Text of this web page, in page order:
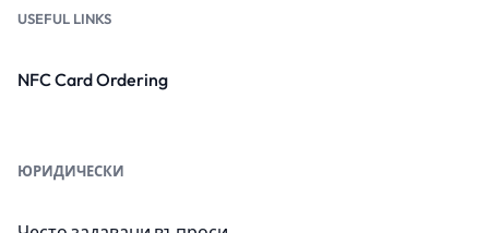
USEFUL LINKS
NFC Card Ordering
ЮРИДИЧЕСКИ